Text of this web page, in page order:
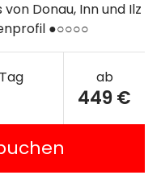
Donau, Inn und Ilz
●○○○○
ab
449 €